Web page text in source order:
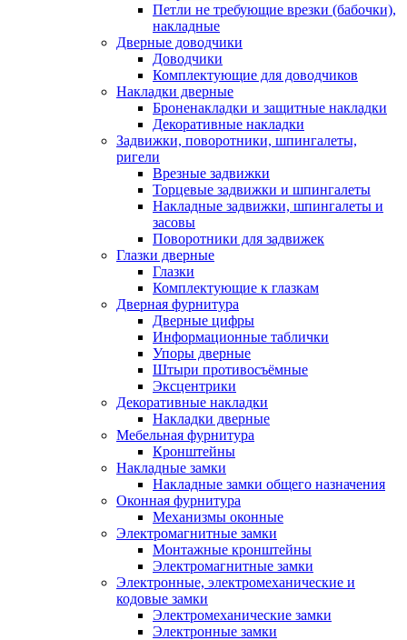
Петли не требующие врезки (бабочки),
накладные
Дверные доводчики
Доводчики
Комплектующие для доводчиков
Накладки дверные
Броненакладки и защитные накладки
Декоративные накладки
Задвижки, поворотники, шпингалеты,
ригели
Врезные задвижки
Торцевые задвижки и шпингалеты
Накладные задвижки, шпингалеты и
засовы
Поворотники для задвижек
Глазки дверные
Глазки
Комплектующие к глазкам
Дверная фурнитура
Дверные цифры
Информационные таблички
Упоры дверные
Штыри противосъёмные
Эксцентрики
Декоративные накладки
Накладки дверные
Мебельная фурнитура
Кронштейны
Накладные замки
Накладные замки общего назначения
Оконная фурнитура
Механизмы оконные
Электромагнитные замки
Монтажные кронштейны
Электромагнитные замки
Электронные, электромеханические и
кодовые замки
Электромеханические замки
Электронные замки